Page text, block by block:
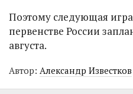
Поэтому следующая
первенстве России
августа.
Автор: Александр Известков